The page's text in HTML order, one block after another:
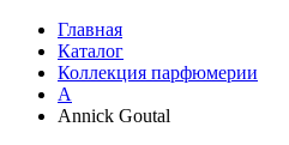
Главная
Каталог
Коллекция парфюмерии
A
Annick Goutal